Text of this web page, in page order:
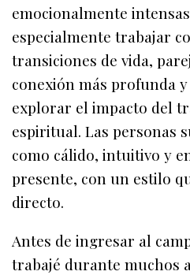
emocionalmente
especialmente trabajar
transiciones de vida,
conexión más profunda
explorar el impacto del
espiritual. Las personas
como cálido, intuitivo y
presente, con un estilo
directo.
Antes de ingresar al
trabajé durante muchos